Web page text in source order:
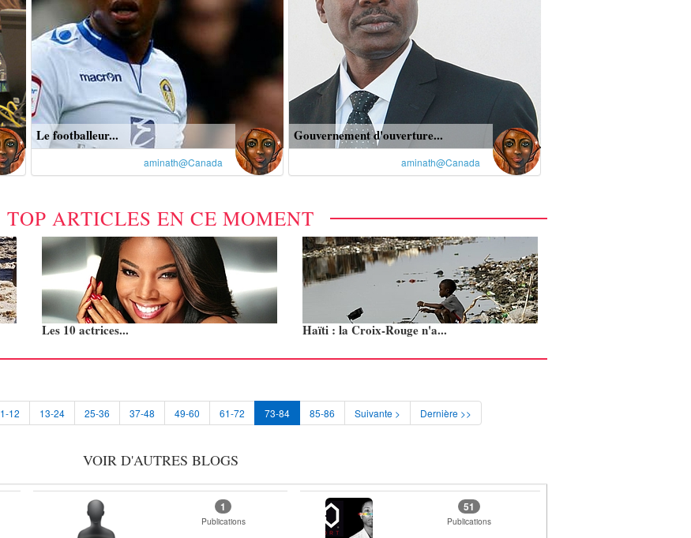
Le footballeur...
aminath@Canada
Gouvernement d'ouverture...
aminath@Canada
TOP ARTICLES EN CE MOMENT
Les 10 actrices... Haïti : la Croix-Rouge n'a...
1-12 13-24 25-36 37-48 49-60 61-72 73-84 85-86 Suivante > Dernière >>
VOIR D'AUTRES BLOGS
1
Publications
51
Publications